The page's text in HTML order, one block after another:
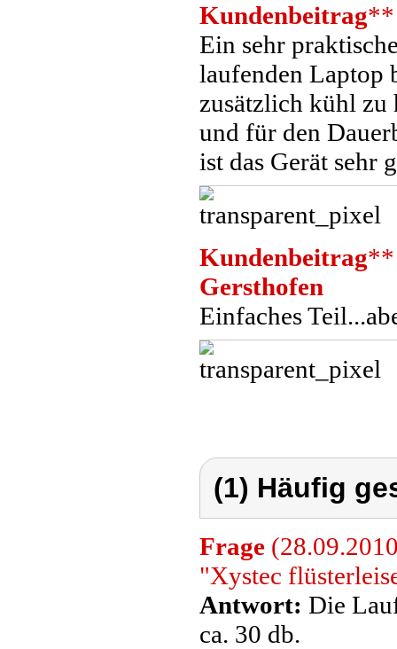
Kundenbeitrag**
Ein sehr
laufenden Laptop
zusätzlich kühl zu
und für den
ist das Gerät sehr
Kundenbeitrag**
Gersthofen
Einfaches
(1) Häufig
Frage
"Xystec
Antwort: Die
ca. 30 db.